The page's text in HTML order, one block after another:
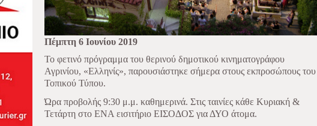
Πέμπτη 6 Ιουνίου 2019
Το φετινό πρόγραμμα του θερινού δημοτικού κινηματογράφου
Αγρινίου, «Ελληνίς», παρουσιάστηκε σήμερα στους εκπροσώπους του
Τοπικού Τύπου.
Ώρα προβολής 9:30 μ.μ. καθημερινά. Στις ταινίες κάθε Κυριακή &
Τετάρτη στο ΕΝΑ εισιτήριο ΕΙΣΟΔΟΣ για ΔΥΟ άτομα.